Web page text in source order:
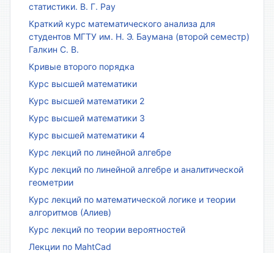
статистики. В. Г. Рау
Краткий курс математического анализа для
студентов МГТУ им. Н. Э. Баумана (второй семестр)
Галкин С. В.
Кривые второго порядка
Курс высшей математики
Курс высшей математики 2
Курс высшей математики 3
Курс высшей математики 4
Курс лекций по линейной алгебре
Курс лекций по линейной алгебре и аналитической
геометрии
Курс лекций по математической логике и теории
алгоритмов (Алиев)
Курс лекций по теории вероятностей
Лекции по MahtCad